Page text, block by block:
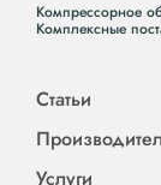
Компрессорное
Комплексные
Статьи
Услуги